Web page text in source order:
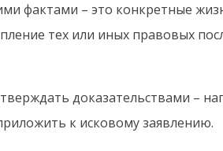
фактами – это конкретные
тех или иных правовых
доказательствами –
к исковому заявлению.